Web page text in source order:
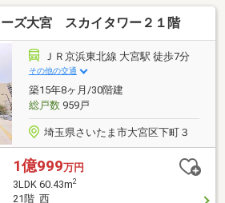
の日のお洗濯物も安心の浴室乾燥機付
荷物が受け取れる宅配ＢＯＸ完備≪周
線利用可能『大宮』駅徒歩１８分の好
『天沼１丁目公園』・徒歩４分『マル
分『ファミリーマート』・徒歩７分
シ』住まい探し、住宅ローン、お住み
お気軽に！予約なしのご来店・お電話
ております。
ズ大宮 スカイタワー２１階
ＪＲ京浜東北線 大宮駅 徒歩7分
その他の交通
築15年8ヶ月/30階建
総戸数959戸
埼玉県さいたま市大宮区下町３
1億999万円
3LDK 60.43m2
21階 西